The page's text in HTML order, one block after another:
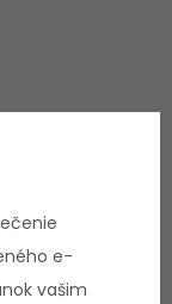
e-
vašim